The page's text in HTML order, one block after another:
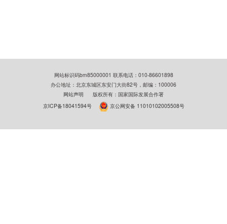
网站标识码bm85000001 联系电话：010-86601898
办公地址：北京东城区东安门大街82号，邮编：100006
网站声明
版权所有：国家国际发展合作署
京ICP备18041594号
京公网安备 11010102005508号